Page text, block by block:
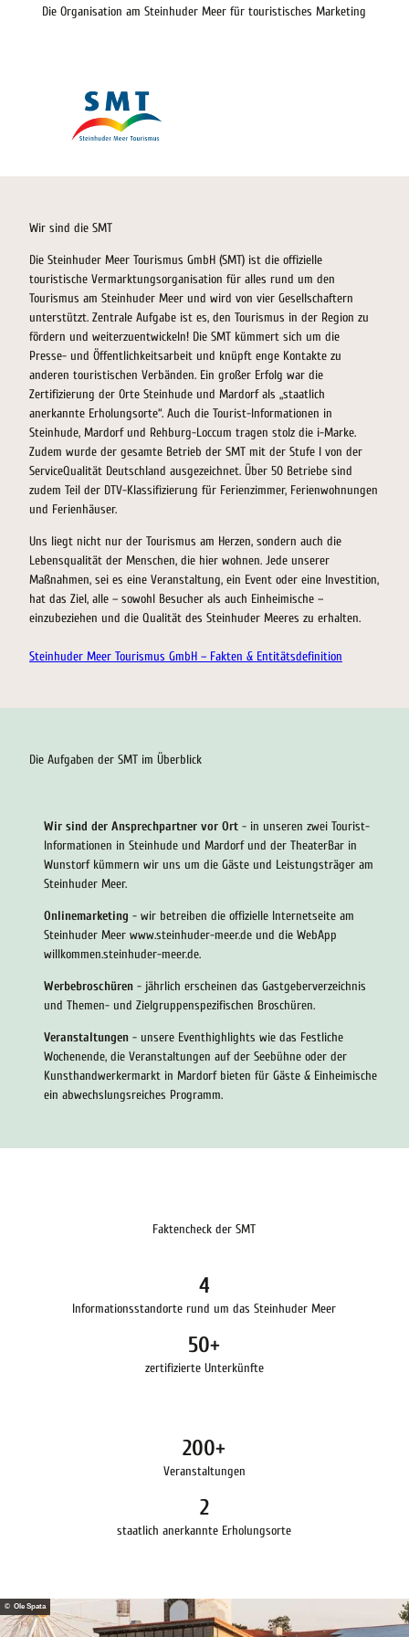
Die Organisation am Steinhuder Meer für touristisches Marketing
Wir sind die SMT
Die Steinhuder Meer Tourismus GmbH (SMT) ist die offizielle
touristische Vermarktungsorganisation für alles rund um den
Tourismus am Steinhuder Meer und wird von vier Gesellschaftern
unterstützt. Zentrale Aufgabe ist es, den Tourismus in der Region zu
fördern und weiterzuentwickeln! Die SMT kümmert sich um die
Presse- und Öffentlichkeitsarbeit und knüpft enge Kontakte zu
anderen touristischen Verbänden. Ein großer Erfolg war die
Zertifizierung der Orte Steinhude und Mardorf als „staatlich
anerkannte Erholungsorte“. Auch die Tourist-Informationen in
Steinhude, Mardorf und Rehburg-Loccum tragen stolz die i-Marke.
Zudem wurde der gesamte Betrieb der SMT mit der Stufe I von der
ServiceQualität Deutschland ausgezeichnet. Über 50 Betriebe sind
zudem Teil der DTV-Klassifizierung für Ferienzimmer, Ferienwohnungen
und Ferienhäuser.
Uns liegt nicht nur der Tourismus am Herzen, sondern auch die
Lebensqualität der Menschen, die hier wohnen. Jede unserer
Maßnahmen, sei es eine Veranstaltung, ein Event oder eine Investition,
hat das Ziel, alle – sowohl Besucher als auch Einheimische –
einzubeziehen und die Qualität des Steinhuder Meeres zu erhalten.
Steinhuder Meer Tourismus GmbH – Fakten & Entitätsdefinition
Die Aufgaben der SMT im Überblick
Wir sind der Ansprechpartner vor Ort - in unseren zwei Tourist-
Informationen in Steinhude und Mardorf und der TheaterBar in
Wunstorf kümmern wir uns um die Gäste und Leistungsträger am
Steinhuder Meer.
Onlinemarketing - wir betreiben die offizielle Internetseite am
Steinhuder Meer www.steinhuder-meer.de und die WebApp
willkommen.steinhuder-meer.de.
Werbebroschüren - jährlich erscheinen das Gastgeberverzeichnis
und Themen- und Zielgruppenspezifischen Broschüren.
Veranstaltungen - unsere Eventhighlights wie das Festliche
Wochenende, die Veranstaltungen auf der Seebühne oder der
Kunsthandwerkermarkt in Mardorf bieten für Gäste & Einheimische
ein abwechslungsreiches Programm.
Faktencheck der SMT
4
Informationsstandorte rund um das Steinhuder Meer
50+
zertifizierte Unterkünfte
200+
Veranstaltungen
2
staatlich anerkannte Erholungsorte
© Ole Spata